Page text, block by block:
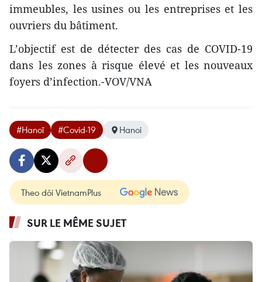
immeubles, les usines ou les entreprises et les
ouvriers du bâtiment.
L’objectif est de détecter des cas de COVID-19
dans les zones à risque élevé et les nouveaux
foyers d’infection.-VOV/VNA
#Hanoï #Covid-19 Hanoi
Theo dõi VietnamPlus
SUR LE MÊME SUJET